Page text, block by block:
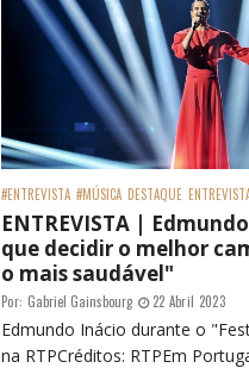
#ENTREVISTA #MÚSICA DESTAQUE
ENTREVISTA |
que decidir o melhor
o mais saudável"
Por: Gabriel Gainsbourg 22 Abril 2023
Edmundo Inácio durante o
na RTPCréditos: RTPEm